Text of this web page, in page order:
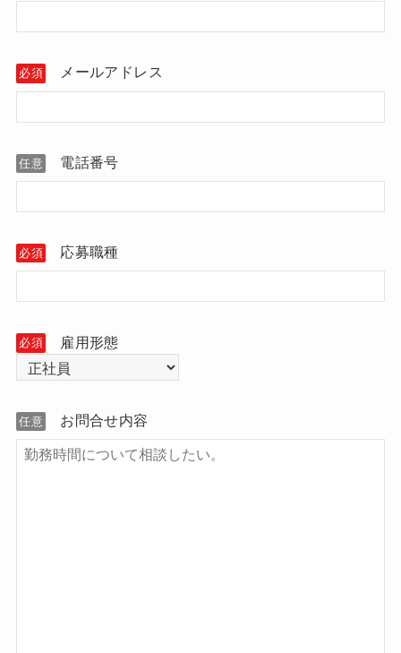
必須 メールアドレス
任意 電話番号
必須 応募職種
必須 雇用形態
任意 お問合せ内容